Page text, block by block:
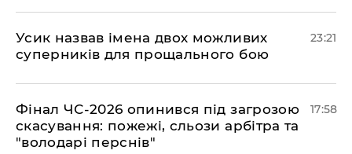
​Усик назвав імена двох можливих
суперників для прощального бою
23:21
​Фінал ЧС-2026 опинився під загрозою
скасування: пожежі, сльози арбітра та
"володарі перснів"
17:58